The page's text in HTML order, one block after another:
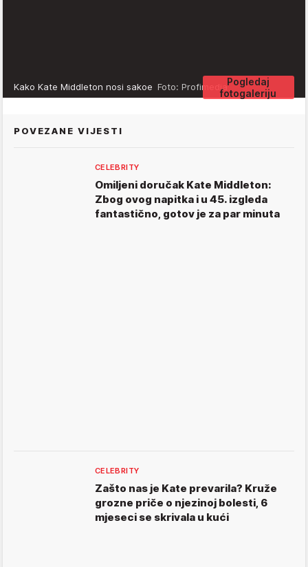
Pogledaj
fotogaleriju
Kako Kate Middleton nosi sakoe Foto: Profimedia
POVEZANE VIJESTI
CELEBRITY
Omiljeni doručak Kate Middleton:
Zbog ovog napitka i u 45. izgleda
fantastično, gotov je za par minuta
CELEBRITY
Zašto nas je Kate prevarila? Kruže
grozne priče o njezinoj bolesti, 6
mjeseci se skrivala u kući